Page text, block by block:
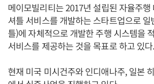
메이모빌리티는 2017년 설립된 자율주
셔틀 서비스를 개발하는 스타트업으로 일
틀)에 자체적으로 개발한 주행 시스템을
서비스를 제공하는 것을 목표로 하고 있다.
현재 미국 미시건주와 인디애나주, 일본